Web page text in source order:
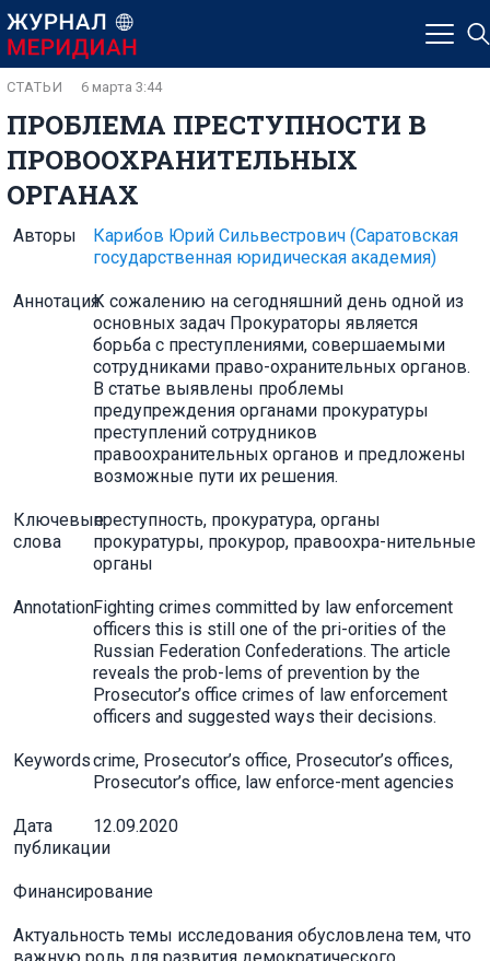
ПРОБЛЕМА ПРЕСТУПНОСТИ В
ПРОВООХРАНИТЕЛЬНЫХ
ОРГАНАХ
СТАТЬИ 6 марта 3:44
Авторы Карибов Юрий Сильвестрович (Саратовская
государственная юридическая академия)
АннотацияК сожалению на сегодняшний день одной из
основных задач Прокураторы является
борьба с преступлениями, совершаемыми
сотрудниками право-охранительных органов.
В статье выявлены проблемы
предупреждения органами прокуратуры
преступлений сотрудников
правоохранительных органов и предложены
возможные пути их решения.
Ключевые
слова
преступность, прокуратура, органы
прокуратуры, прокурор, правоохра-нительные
органы
AnnotationFighting crimes committed by law enforcement
officers this is still one of the pri-orities of the
Russian Federation Confederations. The article
reveals the prob-lems of prevention by the
Prosecutor’s office crimes of law enforcement
officers and suggested ways their decisions.
Keywordscrime, Prosecutor’s office, Prosecutor’s offices,
Prosecutor’s office, law enforce-ment agencies
Дата
публикации
12.09.2020
Финансирование
Актуальность темы исследования обусловлена тем, что